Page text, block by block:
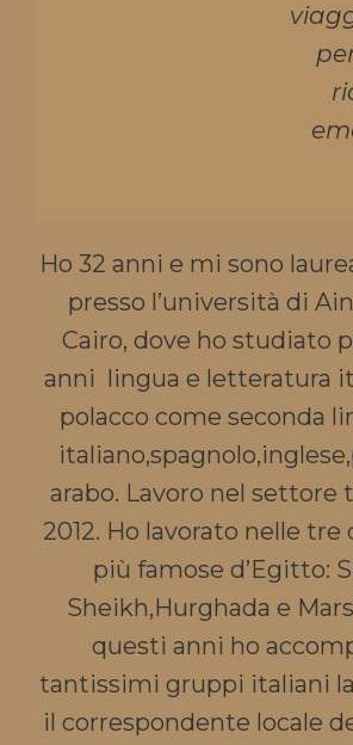
Ho 32 anni e mi sono
presso l’università di
Cairo, dove ho studiato
anni lingua e letteratura
polacco come seconda
arabo. Lavoro nel settore
2012. Ho lavorato nelle
più famose d’Egitto:
Sheikh,Hurghada e
questi anni ho
tantissimi gruppi italiani
il correspondente locale